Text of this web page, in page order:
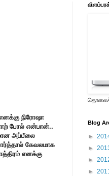
நிரோஷா
போல் என்பான்..
அப்பீலை
கேவலமாக
எனக்கு
Blog
►
►
►
►